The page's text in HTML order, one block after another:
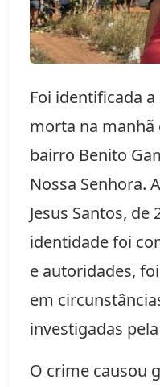
Foi identificada
morta na manhã
bairro Benito
Nossa Senhora.
Jesus Santos, de
identidade foi
e autoridades,
em
investigadas
O crime causou